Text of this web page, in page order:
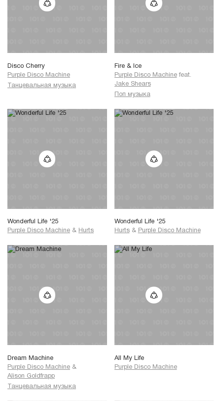
Disco Cherry
Purple Disco Machine
Танцевальная музыка
Fire & Ice
Purple Disco Machine feat.
Jake Shears
Поп музыка
Wonderful Life '25
Purple Disco Machine & Hurts
Wonderful Life '25
Hurts & Purple Disco Machine
Dream Machine
Purple Disco Machine &
Alison Goldfrapp
Танцевальная музыка
All My Life
Purple Disco Machine